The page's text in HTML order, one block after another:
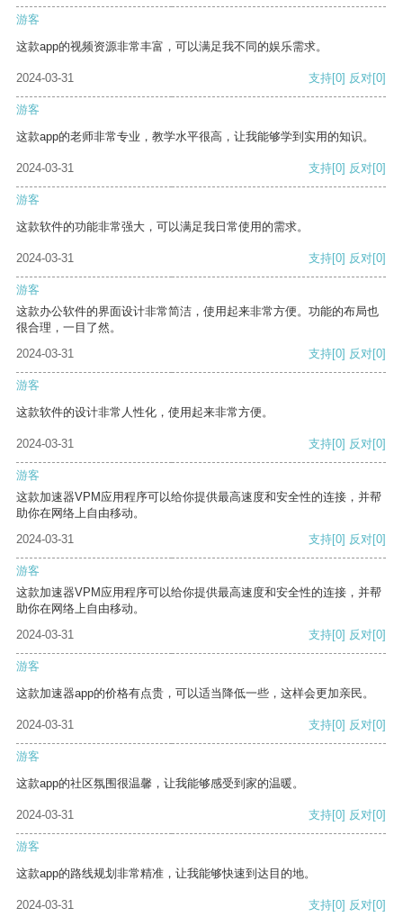
游客
这款app的视频资源非常丰富，可以满足我不同的娱乐需求。
2024-03-31 支持[0] 反对[0]
游客
这款app的老师非常专业，教学水平很高，让我能够学到实用的知识。
2024-03-31 支持[0] 反对[0]
游客
这款软件的功能非常强大，可以满足我日常使用的需求。
2024-03-31 支持[0] 反对[0]
游客
这款办公软件的界面设计非常简洁，使用起来非常方便。功能的布局也
很合理，一目了然。
2024-03-31
支持[0] 反对[0]
游客
这款软件的设计非常人性化，使用起来非常方便。
2024-03-31 支持[0] 反对[0]
游客
这款加速器VPM应用程序可以给你提供最高速度和安全性的连接，并帮
助你在网络上自由移动。
2024-03-31
支持[0] 反对[0]
游客
这款加速器VPM应用程序可以给你提供最高速度和安全性的连接，并帮
助你在网络上自由移动。
2024-03-31
支持[0] 反对[0]
游客
这款加速器app的价格有点贵，可以适当降低一些，这样会更加亲民。
2024-03-31 支持[0] 反对[0]
游客
这款app的社区氛围很温馨，让我能够感受到家的温暖。
2024-03-31 支持[0] 反对[0]
游客
这款app的路线规划非常精准，让我能够快速到达目的地。
2024-03-31 支持[0] 反对[0]